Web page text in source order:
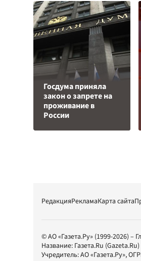
Госдума приняла
закон о запрете на
проживание в
России
РедакцияРекламаКарта сайта
© АО «Газета.Ру» (1999-2026) –
Название: Газета.Ru (Gazeta.Ru)
Учредитель:АО «Газета.Ру»,